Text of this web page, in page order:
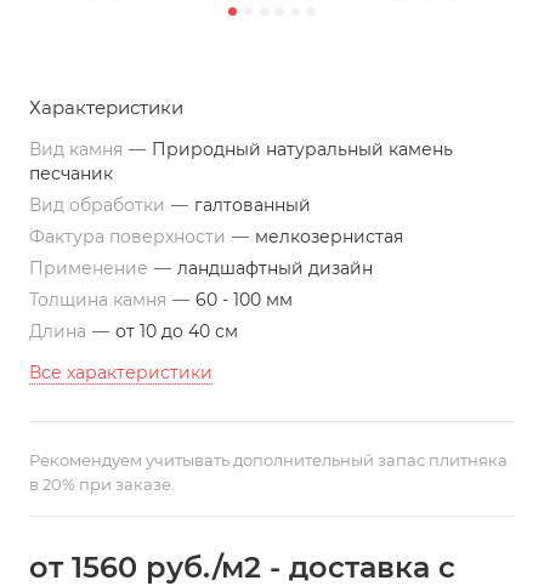
Характеристики
Вид камня — Природный натуральный камень
песчаник
Вид обработки — галтованный
Фактура поверхности — мелкозернистая
Применение — ландшафтный дизайн
Толщина камня — 60 - 100 мм
Длина — от 10 до 40 см
Все характеристики
Рекомендуем учитывать дополнительный запас плитняка
в 20% при заказе.
от 1560 руб./м2 - доставка с